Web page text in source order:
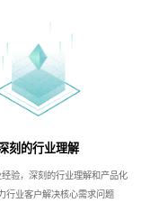
刻的行业理解
经验，深刻的行业理解和产品化
行业客户解决核心需求问题